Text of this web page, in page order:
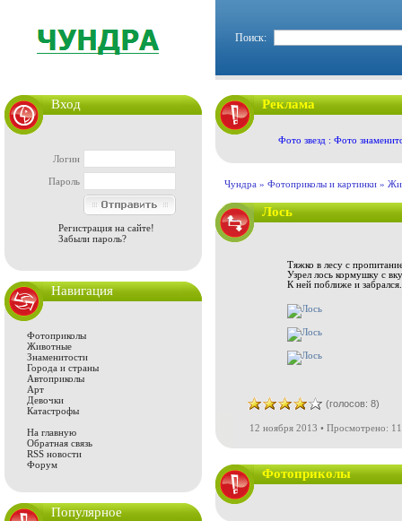
Поиск:
Вход
Логин
Пароль
Регистрация на сайте!
Забыли пароль?
Навигация
Фотоприколы
Животные
Знаменитости
Города и страны
Автоприколы
Арт
Девочки
Катастрофы
На главную
Обратная связь
RSS новости
Форум
Популярное
Реклама
Фото звезд : Фото
Чундра » Фотоприколы и картинки »
Лось
Тяжко в лесу с
Узрел лось кормушку с
К ней поближе и забрался.
(голосов: 8)
12 ноября 2013 • Просмотрено:
Фотоприколы